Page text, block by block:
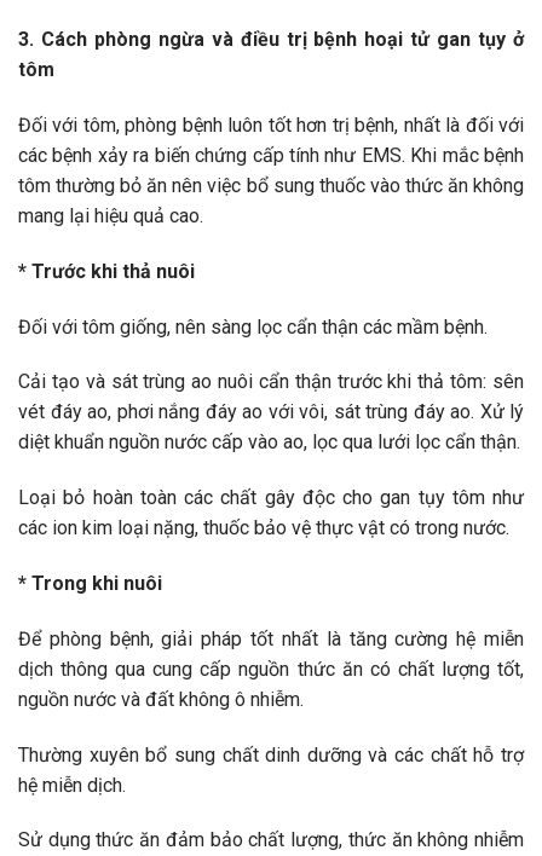
3. Cách phòng ngừa và điều trị bệnh hoại tử gan tụy ở
tôm
Đối với tôm, phòng bệnh luôn tốt hơn trị bệnh, nhất là đối với
các bệnh xảy ra biến chứng cấp tính như EMS. Khi mắc bệnh
tôm thường bỏ ăn nên việc bổ sung thuốc vào thức ăn không
mang lại hiệu quả cao.
* Trước khi thả nuôi
Đối với tôm giống, nên sàng lọc cẩn thận các mầm bệnh.
Cải tạo và sát trùng ao nuôi cẩn thận trước khi thả tôm: sên
vét đáy ao, phơi nắng đáy ao với vôi, sát trùng đáy ao. Xử lý
diệt khuẩn nguồn nước cấp vào ao, lọc qua lưới lọc cẩn thận.
Loại bỏ hoàn toàn các chất gây độc cho gan tụy tôm như
các ion kim loại nặng, thuốc bảo vệ thực vật có trong nước.
* Trong khi nuôi
Để phòng bệnh, giải pháp tốt nhất là tăng cường hệ miễn
dịch thông qua cung cấp nguồn thức ăn có chất lượng tốt,
nguồn nước và đất không ô nhiễm.
Thường xuyên bổ sung chất dinh dưỡng và các chất hỗ trợ
hệ miễn dịch.
Sử dụng thức ăn đảm bảo chất lượng, thức ăn không nhiễm